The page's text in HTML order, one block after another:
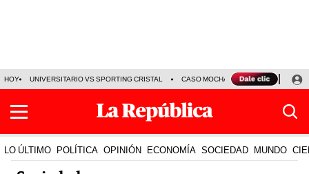
HOY UNIVERSITARIO VS SPORTING CRISTAL CASO MOCHASUELDOS
LO ÚLTIMO POLÍTICA OPINIÓN ECONOMÍA SOCIEDAD MUNDO